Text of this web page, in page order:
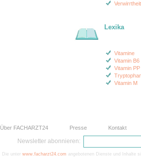
Verwirrtheit
Lexika
Vitamine
Vitamin B6
Vitamin PP
Vitamin M
Über FACHARZT24 Presse Kontakt
Newsletter abonnieren:
Die unter www.facharzt24.com angebotenen Dienste und Inhalte